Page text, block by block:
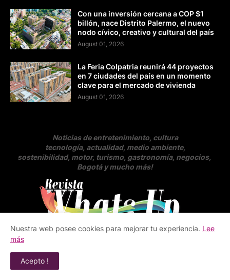
Con una inversión cercana a COP $1
billón, nace Distrito Palermo, el nuevo
nodo cívico, creativo y cultural del país
August 01, 2026
La Feria Colpatria reunirá 44 proyectos
en 7 ciudades del país en un momento
clave para el mercado de vivienda
August 01, 2026
Noticias de entretenimiento, cultura
tecnología, actualidad, medio ambiente,
sostenibilidad, motor, turismo, gastronomía, negocios,
Bogotá y mucho más!
Nuestras fuentes de información | Agencias
Nuestra web posee cookies para mejorar tu experiencia. Lee
más
Acepto !